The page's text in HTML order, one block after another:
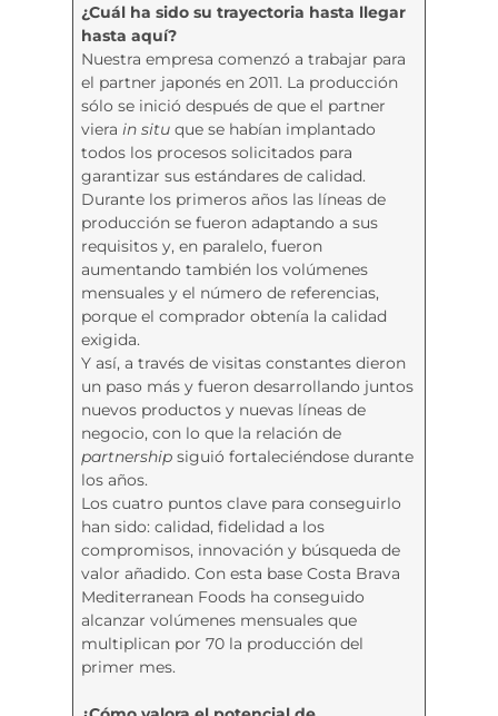
¿Cuál ha sido su trayectoria hasta llegar
hasta aquí?
Nuestra empresa comenzó a trabajar para
el partner japonés en 2011. La producción
sólo se inició después de que el partner
vierain situque se habían implantado
todos los procesos solicitados para
garantizar sus estándares de calidad.
Durante los primeros años las líneas de
producción se fueron adaptando a sus
requisitos y, en paralelo, fueron
aumentando también los volúmenes
mensuales y el número de referencias,
porque el comprador obtenía la calidad
exigida.
Y así, a través de visitas constantes dieron
un paso más y fueron desarrollando juntos
nuevos productos y nuevas líneas de
negocio, con lo que la relación de
partnership siguió fortaleciéndose durante
los años.
Los cuatro puntos clave para conseguirlo
han sido: calidad, fidelidad a los
compromisos, innovación y búsqueda de
valor añadido. Con esta base Costa Brava
Mediterranean Foods ha conseguido
alcanzar volúmenes mensuales que
multiplican por 70 la producción del
primer mes.